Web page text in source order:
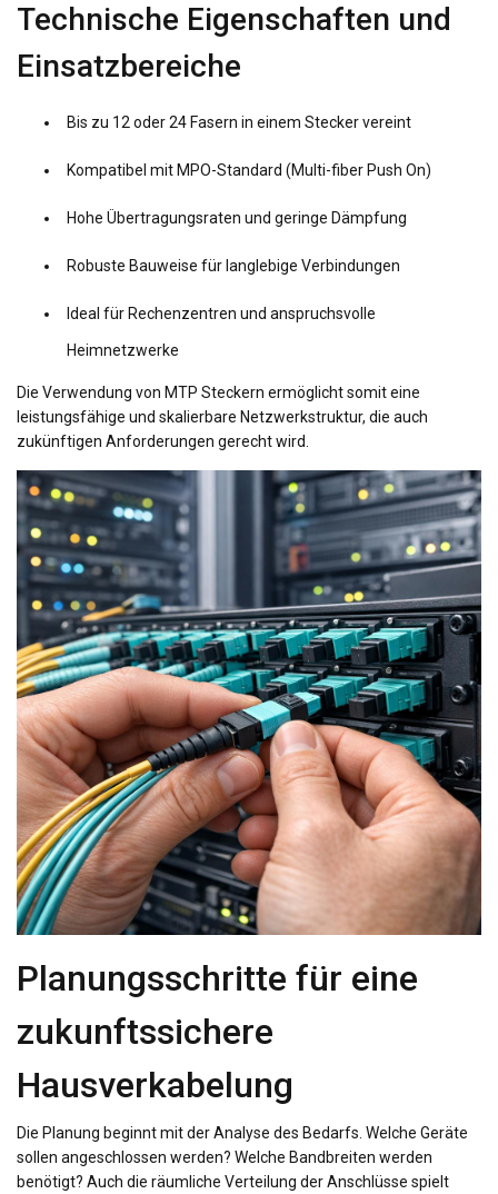
Technische Eigenschaften und
Einsatzbereiche
Bis zu 12 oder 24 Fasern in einem Stecker vereint
Kompatibel mit MPO-Standard (Multi-fiber Push On)
Hohe Übertragungsraten und geringe Dämpfung
Robuste Bauweise für langlebige Verbindungen
Ideal für Rechenzentren und anspruchsvolle
Heimnetzwerke
Die Verwendung von MTP Steckern ermöglicht somit eine
leistungsfähige und skalierbare Netzwerkstruktur, die auch
zukünftigen Anforderungen gerecht wird.
Planungsschritte für eine
zukunftssichere
Hausverkabelung
Die Planung beginnt mit der Analyse des Bedarfs. Welche Geräte
sollen angeschlossen werden? Welche Bandbreiten werden
benötigt? Auch die räumliche Verteilung der Anschlüsse spielt